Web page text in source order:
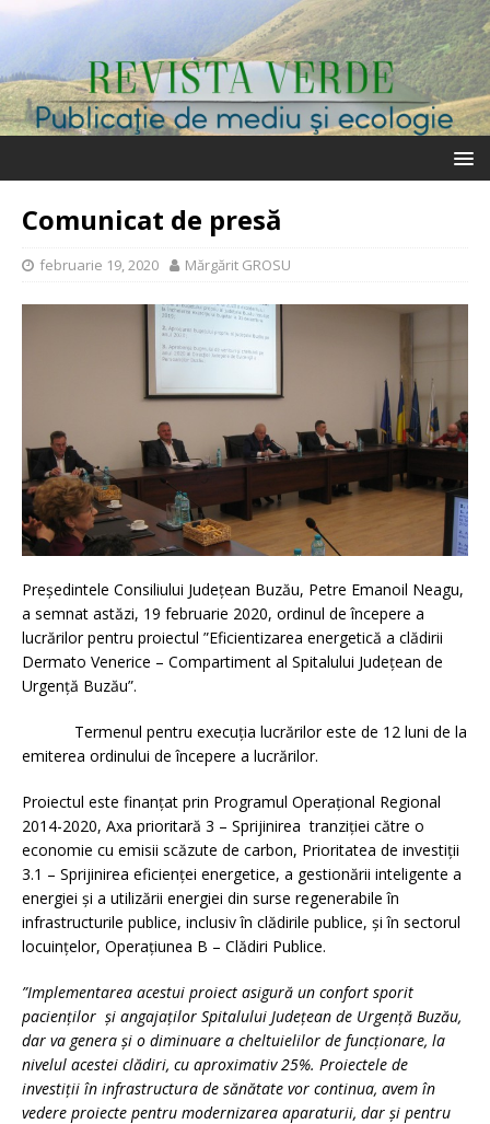
Comunicat de presă
februarie 19, 2020 Mărgărit GROSU
Președintele Consiliului Județean Buzău, Petre Emanoil Neagu,
a semnat astăzi, 19 februarie 2020, ordinul de începere a
lucrărilor pentru proiectul ”Eficientizarea energetică a clădirii
Dermato Venerice – Compartiment al Spitalului Judeţean de
Urgenţă Buzău”.
Termenul pentru execuția lucrărilor este de 12 luni de la
emiterea ordinului de începere a lucrărilor.
Proiectul este finanțat prin Programul Operațional Regional
2014-2020, Axa prioritară 3 – Sprijinirea tranziției către o
economie cu emisii scăzute de carbon, Prioritatea de investiții
3.1 – Sprijinirea eficienței energetice, a gestionării inteligente a
energiei și a utilizării energiei din surse regenerabile în
infrastructurile publice, inclusiv în clădirile publice, și în sectorul
locuințelor, Operațiunea B – Clădiri Publice.
”Implementarea acestui proiect asigură un confort sporit
pacienților și angajaților Spitalului Județean de Urgență Buzău,
dar va genera și o diminuare a cheltuielilor de funcționare, la
nivelul acestei clădiri, cu aproximativ 25%. Proiectele de
investiții în infrastructura de sănătate vor continua, avem în
vedere proiecte pentru modernizarea aparaturii, dar și pentru